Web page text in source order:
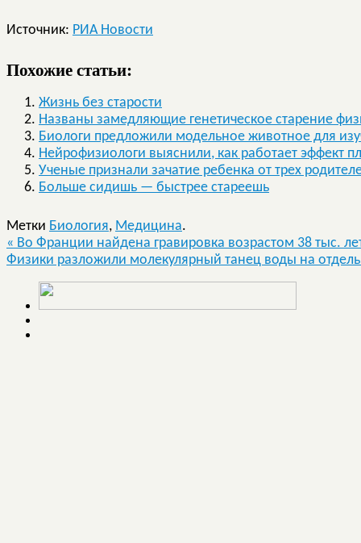
Источник: РИА Новости
Похожие статьи:
Жизнь без старости
Названы замедляющие генетическое старение
Биологи предложили модельное животное для
Нейрофизиологи выяснили, как работает эффект
Ученые признали зачатие ребенка от трех
Больше сидишь — быстрее стареешь
Метки Биология, Медицина.
« Во Франции найдена гравировка возрастом 38 тыс.
Физики разложили молекулярный танец воды на